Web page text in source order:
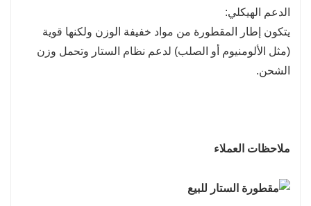
الدعم الهيكلي:
يتكون إطار المقطورة من مواد خفيفة الوزن ولكنها قوية
(مثل الألومنيوم أو الصلب) لدعم نظام الستار وتحمل وزن
الشحن.
ملاحظات العملاء